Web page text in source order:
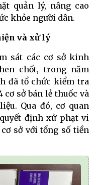
quản lý, nâng cao
khỏe người dân.
và xử lý
sát các cơ sở kinh
chốt, trong năm
đã tổ chức kiểm tra
cơ sở bán lẻ thuốc và
Qua đó, cơ quan
định xử phạt vi
sở với tổng số tiền